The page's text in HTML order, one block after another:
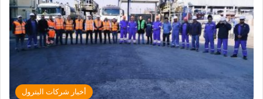
أخبار شركات البترول